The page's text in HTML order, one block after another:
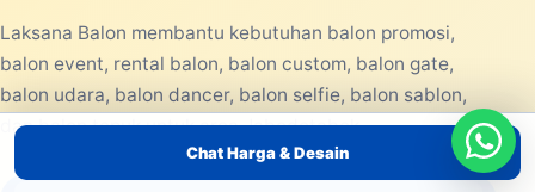
Chat Harga & Desain
Laksana Balon membantu kebutuhan balon promosi,
balon event, rental balon, balon custom, balon gate,
balon udara, balon dancer, balon selfie, balon sablon,
dan balon tepuk untuk area Jabodetabek.